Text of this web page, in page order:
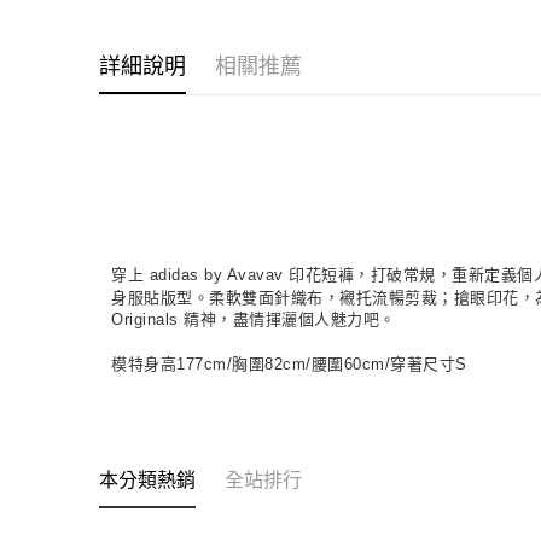
詳細說明 相關推薦
穿上 adidas by Avavav 印花短褲，打破常規，重新定義
身服貼版型。柔軟雙面針織布，襯托流暢剪裁；搶眼印花
Originals 精神，盡情揮灑個人魅力吧。
模特身高177cm/胸圍82cm/腰圍60cm/穿著尺寸S
本分類熱銷 全站排行